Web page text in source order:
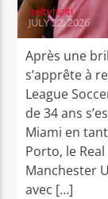
beltvhaiti
JULY 22, 2026
Après une
s’apprête à
League
de 34 ans
Miami en
Porto, le
Manchester
avec […]